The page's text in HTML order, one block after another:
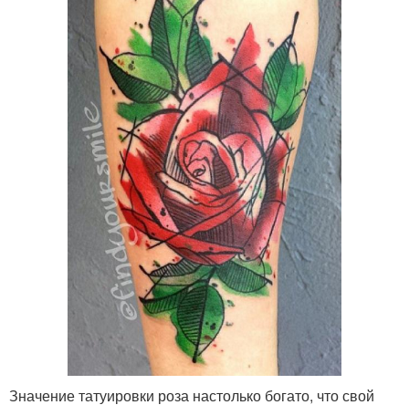
Значение татуировки роза настолько богато, что свой